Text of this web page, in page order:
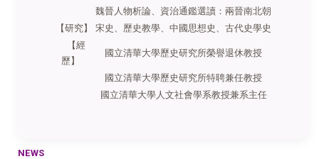
魏晉人物析論、資治通鑑選讀：兩晉南北朝
【研究】
宋史、歷史教學、中國思想史、古代史學史
【經
歷】
國立清華大學歷史研究所榮譽退休教授
國立清華大學歷史研究所特聘兼任教授
國立清華大學人文社會學系教授兼系主任
NEWS